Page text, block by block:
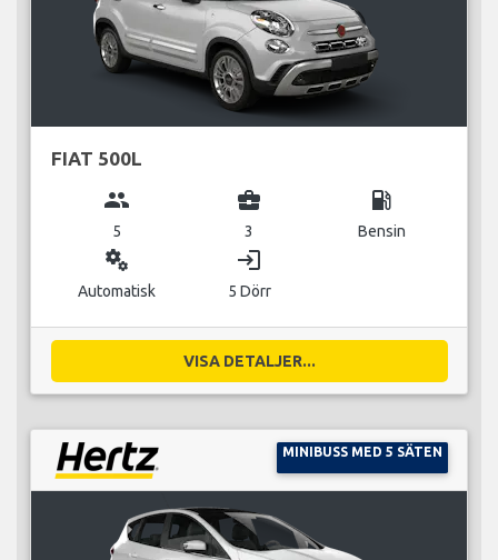
FIAT 500L
group
5
business_center
3
local_gas_station
Bensin
miscellaneous_services
Automatisk
login
5 Dörr
VISA DETALJER...
MINIBUSS MED 5 SÄTEN